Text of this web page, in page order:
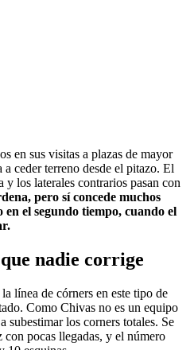
en sus visitas a plazas de mayor
ceder terreno desde el pitazo. El
los laterales contrarios pasan con
pero sí concede muchos
en el segundo tiempo, cuando el
nadie corrige
línea de córners en este tipo de
Como Chivas no es un equipo
subestimar los corners totales. Se
pocas llegadas, y el número